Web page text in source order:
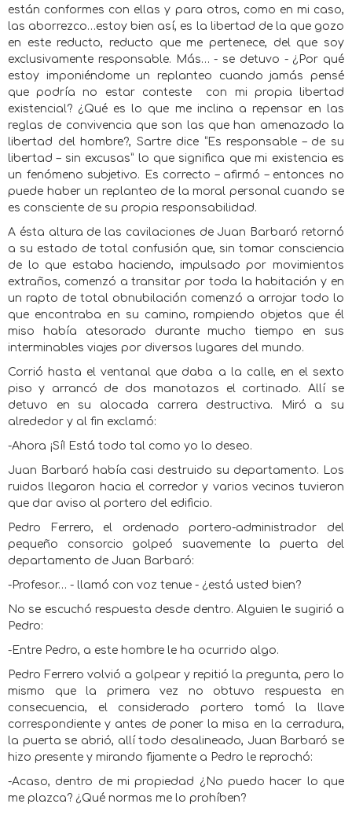
están conformes con ellas y para otros, como en mi caso,
las aborrezco…estoy bien así, es la libertad de la que gozo
en este reducto, reducto que me pertenece, del que soy
exclusivamente responsable. Más… - se detuvo - ¿Por qué
estoy imponiéndome un replanteo cuando jamás pensé
que podría no estar conteste
con mi propia libertad
existencial? ¿Qué es lo que me inclina a repensar en las
reglas de convivencia que son las que han amenazado la
libertad del hombre?, Sartre dice “Es responsable – de su
libertad – sin excusas” lo que significa que mi existencia es
un fenómeno subjetivo. Es correcto – afirmó – entonces no
puede haber un replanteo de la moral personal cuando se
es consciente de su propia responsabilidad.
A ésta altura de las cavilaciones de Juan Barbaró retornó
a su estado de total confusión que, sin tomar consciencia
de lo que estaba haciendo, impulsado por movimientos
extraños, comenzó a transitar por toda la habitación y en
un rapto de total obnubilación comenzó a arrojar todo lo
que encontraba en su camino, rompiendo objetos que él
miso había atesorado durante mucho tiempo en sus
interminables viajes por diversos lugares del mundo.
Corrió hasta el ventanal que daba a la calle, en el sexto
piso y arrancó de dos manotazos el cortinado. Allí se
detuvo en su alocada carrera destructiva. Miró a su
alrededor y al fin exclamó:
-Ahora ¡Sí! Está todo tal como yo lo deseo.
Juan Barbaró había casi destruido su departamento. Los
ruidos llegaron hacia el corredor y varios vecinos tuvieron
que dar aviso al portero del edificio.
Pedro Ferrero, el ordenado portero-administrador del
pequeño consorcio golpeó suavemente la puerta del
departamento de Juan Barbaró:
-Profesor… - llamó con voz tenue - ¿está usted bien?
No se escuchó respuesta desde dentro. Alguien le sugirió a
Pedro:
-Entre Pedro, a este hombre le ha ocurrido algo.
Pedro Ferrero volvió a golpear y repitió la pregunta, pero lo
mismo que la primera vez no obtuvo respuesta en
consecuencia, el considerado portero tomó la llave
correspondiente y antes de poner la misa en la cerradura,
la puerta se abrió, allí todo desalineado, Juan Barbaró se
hizo presente y mirando fijamente a Pedro le reprochó:
-Acaso, dentro de mi propiedad ¿No puedo hacer lo que
me plazca? ¿Qué normas me lo prohíben?